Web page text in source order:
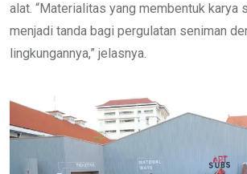
alat. “Materialitas yang membentuk karya
menjadi tanda bagi pergulatan seniman
lingkungannya,” jelasnya.